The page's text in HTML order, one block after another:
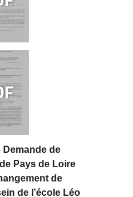
Demande de
Pays de Loire
de
de l’école Léo